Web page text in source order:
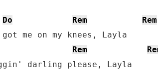
Do
Rem Rem
me on my knees, Layla
Rem